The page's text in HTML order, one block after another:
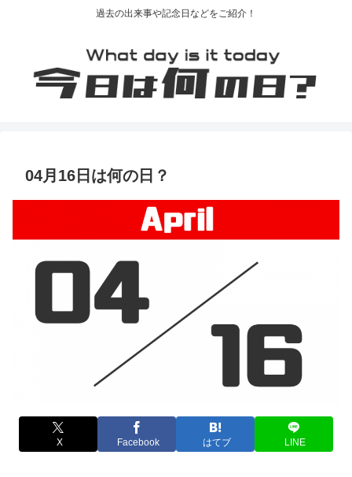
過去の出来事や記念日などをご紹介！
04月16日は何の日？
X Facebook はてブ LINE